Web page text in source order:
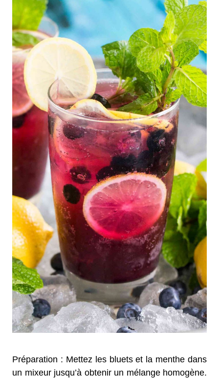
Préparation : Mettez les bluets et la menthe dans
un mixeur jusqu’à obtenir un mélange homogène.